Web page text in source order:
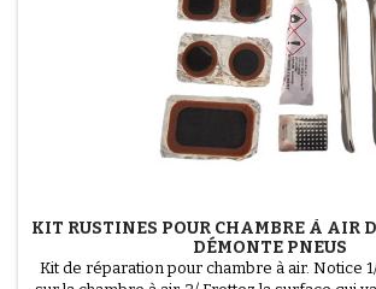
KIT RUSTINES POUR CHAMBRE À AIR
DÉMONTE PNEUS
Kit de réparation pour chambre à air. Notice